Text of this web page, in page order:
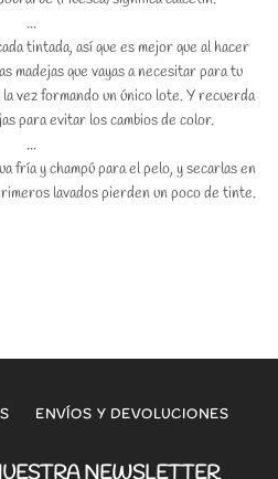
...
tintada, así que es mejor que al hacer
madejas que vayas a necesitar para tu
vez formando un único lote. Y recuerda
para evitar los cambios de color.
...
fría y champú para el pelo, y secarlas en
lavados pierden un poco de tinte.
ENVÍOS Y DEVOLUCIONES
NEWSLETTER